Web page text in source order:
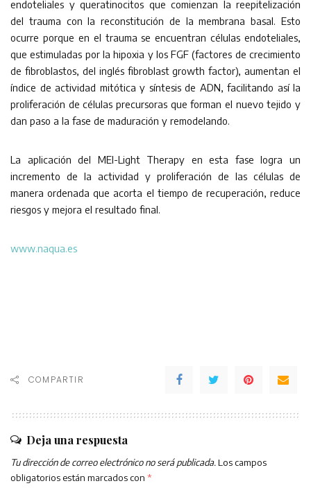
endoteliales y queratinocitos que comienzan la reepitelización
del trauma con la reconstitución de la membrana basal. Esto
ocurre porque en el trauma se encuentran células endoteliales,
que estimuladas por la hipoxia y los FGF (factores de crecimiento
de fibroblastos, del inglés fibroblast growth factor), aumentan el
índice de actividad mitótica y síntesis de ADN, facilitando así la
proliferación de células precursoras que forman el nuevo tejido y
dan paso a la fase de maduración y remodelando.
La aplicación del MEI-Light Therapy en esta fase logra un
incremento de la actividad y proliferación de las células de
manera ordenada que acorta el tiempo de recuperación, reduce
riesgos y mejora el resultado final.
www.naqua.es
COMPARTIR
Deja una respuesta
Tu dirección de correo electrónico no será publicada. Los campos
obligatorios están marcados con *